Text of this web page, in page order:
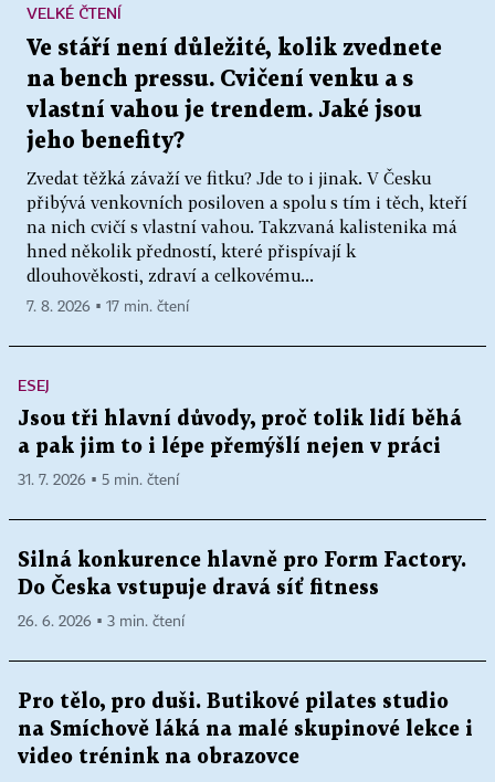
Ve stáří není důležité, kolik zvednete
na bench pressu. Cvičení venku a s
vlastní vahou je trendem. Jaké jsou
jeho benefity?
Zvedat těžká závaží ve fitku? Jde to i jinak. V Česku
přibývá venkovních posiloven a spolu s tím i těch, kteří
na nich cvičí s vlastní vahou. Takzvaná kalistenika má
hned několik předností, které přispívají k
dlouhověkosti, zdraví a celkovému...
VELKÉ ČTENÍ
7. 8. 2026 ▪ 17 min. čtení
ESEJ
Jsou tři hlavní důvody, proč tolik lidí běhá
a pak jim to i lépe přemýšlí nejen v práci
31. 7. 2026 ▪ 5 min. čtení
Silná konkurence hlavně pro Form Factory.
Do Česka vstupuje dravá síť fitness
26. 6. 2026 ▪ 3 min. čtení
Pro tělo, pro duši. Butikové pilates studio
na Smíchově láká na malé skupinové lekce i
video trénink na obrazovce